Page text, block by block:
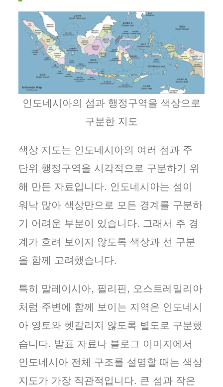
인도네시아의 섬과 행정구역을 색상으로
구분한 지도
색상 지도는 인도네시아의 여러 섬과 주
단위 행정구역을 시각적으로 구분하기 위
해 만든 자료입니다. 인도네시아는 섬이
워낙 많아 색상만으로 모든 경계를 구분하
기 어려운 부분이 있습니다. 그래서 주 경
계가 흐려 보이지 않도록 색상과 선 구분
을 함께 고려했습니다.
특히 말레이시아, 필리핀, 오스트레일리아
처럼 주변에 함께 보이는 지역은 인도네시
아 영토와 헷갈리지 않도록 별도로 구분했
습니다. 발표 자료나 블로그 이미지에서
인도네시아 전체 구조를 설명할 때는 색상
지도가 가장 직관적입니다. 큰 섬과 작은